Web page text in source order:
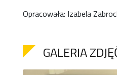
Opracowała: Izabela
GALERIA